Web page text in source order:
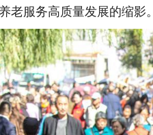
老服务高质量发展的缩影。